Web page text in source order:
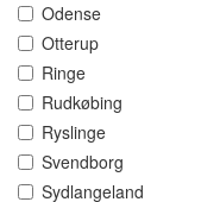
Odense
Otterup
Ringe
Rudkøbing
Ryslinge
Svendborg
Sydlangeland